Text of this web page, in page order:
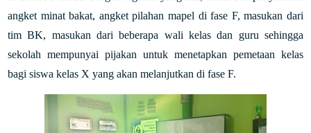
angket minat bakat, angket pilahan mapel di fase F, masukan dari
tim BK, masukan dari beberapa wali kelas dan guru sehingga
sekolah mempunyai pijakan untuk menetapkan pemetaan kelas
bagi siswa kelas X yang akan melanjutkan di fase F.